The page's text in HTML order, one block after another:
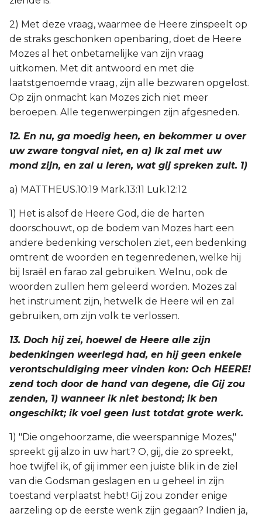
2) Met deze vraag, waarmee de Heere zinspeelt op
de straks geschonken openbaring, doet de Heere
Mozes al het onbetamelijke van zijn vraag
uitkomen. Met dit antwoord en met die
laatstgenoemde vraag, zijn alle bezwaren opgelost.
Op zijn onmacht kan Mozes zich niet meer
beroepen. Alle tegenwerpingen zijn afgesneden.
12. En nu, ga moedig heen, en bekommer u over
uw zware tongval niet, en a) Ik zal met uw
mond zijn, en zal u leren, wat gij spreken zult. 1)
a) MATTHEUS.10:19 Mark.13:11 Luk.12:12
1) Het is alsof de Heere God, die de harten
doorschouwt, op de bodem van Mozes hart een
andere bedenking verscholen ziet, een bedenking
omtrent de woorden en tegenredenen, welke hij
bij Israël en farao zal gebruiken. Welnu, ook de
woorden zullen hem geleerd worden. Mozes zal
het instrument zijn, hetwelk de Heere wil en zal
gebruiken, om zijn volk te verlossen.
13. Doch hij zei, hoewel de Heere alle zijn
bedenkingen weerlegd had, en hij geen enkele
verontschuldiging meer vinden kon: Och HEERE!
zend toch door de hand van degene, die Gij zou
zenden, 1) wanneer ik niet bestond; ik ben
ongeschikt; ik voel geen lust totdat grote werk.
1) "Die ongehoorzame, die weerspannige Mozes,"
spreekt gij alzo in uw hart? O, gij, die zo spreekt,
hoe twijfel ik, of gij immer een juiste blik in de ziel
van die Godsman geslagen en u geheel in zijn
toestand verplaatst hebt! Gij zou zonder enige
aarzeling op de eerste wenk zijn gegaan? Indien ja,